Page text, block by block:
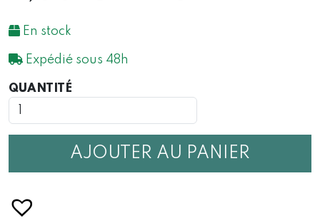
En stock
Expédié sous 48h
QUANTITÉ
TOUT
BU
AJOUTER AU PANIER